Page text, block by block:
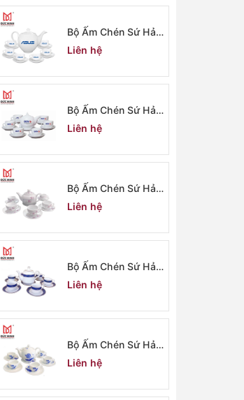
Bộ Ấm Chén Sứ Hải
Dương 2915
Liên hệ
Bộ Ấm Chén Sứ Hải
Dương 2914
Liên hệ
Bộ Ấm Chén Sứ Hải
Dương 2913
Liên hệ
Bộ Ấm Chén Sứ Hải
Dương 2912
Liên hệ
Bộ Ấm Chén Sứ Hải
Dương 2911
Liên hệ